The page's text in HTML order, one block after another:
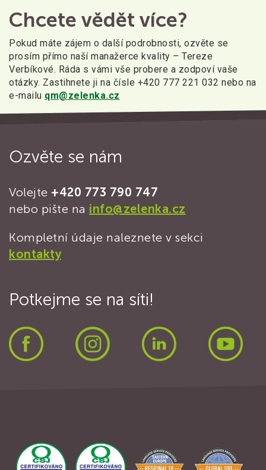
Chcete vědět více?
Pokud máte zájem o další podrobnosti, ozvěte se
prosím přímo naší manažerce kvality – Tereze
Verbíkové. Ráda s vámi vše probere a zodpoví vaše
otázky. Zastihnete ji na čísle +420 777 221 032 nebo na
e-mailu qm@zelenka.cz
Ozvěte se nám
Volejte +420 773 790 747
nebo pište na info@zelenka.cz
Kompletní údaje naleznete v sekci
kontakty
Potkejme se na síti!